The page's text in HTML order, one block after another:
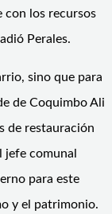
con los recursos
Perales.
sino que para
de Coquimbo Ali
de restauración
jefe comunal
para este
y el patrimonio.